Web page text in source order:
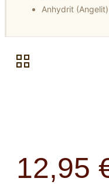
Anhydrit
12,95